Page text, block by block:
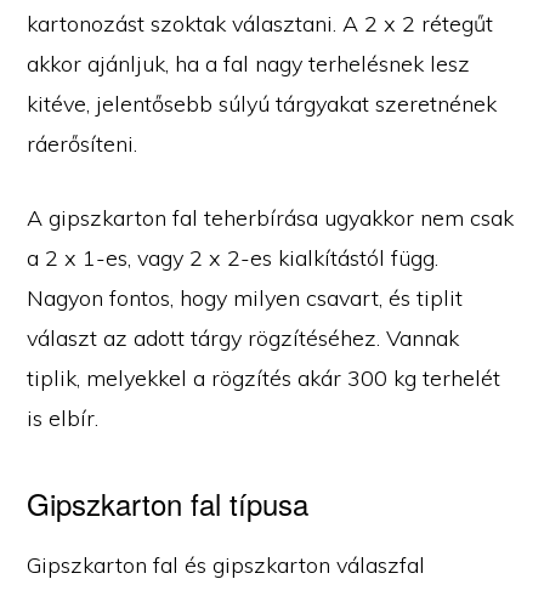
kartonozást szoktak választani. A 2 x 2 rétegűt
akkor ajánljuk, ha a fal nagy terhelésnek lesz
kitéve, jelentősebb súlyú tárgyakat szeretnének
ráerősíteni.
A gipszkarton fal teherbírása ugyakkor nem csak
a 2 x 1-es, vagy 2 x 2-es kialkítástól függ.
Nagyon fontos, hogy milyen csavart, és tiplit
választ az adott tárgy rögzítéséhez. Vannak
tiplik, melyekkel a rögzítés akár 300 kg terhelét
is elbír.
Gipszkarton fal típusa
Gipszkarton fal és gipszkarton válaszfal